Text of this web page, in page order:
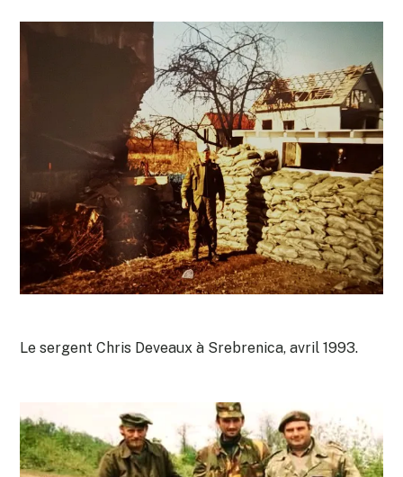
Le sergent Chris Deveaux à Srebrenica, avril 1993.